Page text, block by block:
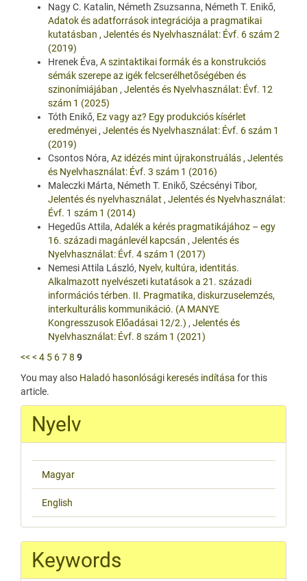
Nagy C. Katalin, Németh Zsuzsanna, Németh T. Enikő,
Adatok és adatforrások integrációja a pragmatikai
kutatásban , Jelentés és Nyelvhasználat: Évf. 6 szám 2
(2019)
Hrenek Éva, A szintaktikai formák és a konstrukciós
sémák szerepe az igék felcserélhetőségében és
szinonímiájában , Jelentés és Nyelvhasználat: Évf. 12
szám 1 (2025)
Tóth Enikő, Ez vagy az? Egy produkciós kísérlet
eredményei , Jelentés és Nyelvhasználat: Évf. 6 szám 1
(2019)
Csontos Nóra, Az idézés mint újrakonstruálás , Jelentés
és Nyelvhasználat: Évf. 3 szám 1 (2016)
Maleczki Márta, Németh T. Enikő, Szécsényi Tibor,
Jelentés és nyelvhasználat , Jelentés és Nyelvhasználat:
Évf. 1 szám 1 (2014)
Hegedűs Attila, Adalék a kérés pragmatikájához – egy
16. századi magánlevél kapcsán , Jelentés és
Nyelvhasználat: Évf. 4 szám 1 (2017)
Nemesi Attila László, Nyelv, kultúra, identitás.
Alkalmazott nyelvészeti kutatások a 21. századi
információs térben. II. Pragmatika, diskurzuselemzés,
interkulturális kommunikáció. (A MANYE
Kongresszusok Előadásai 12/2.) , Jelentés és
Nyelvhasználat: Évf. 8 szám 1 (2021)
<< < 4 5 678 9
You may also Haladó hasonlósági keresés indítása for this
article.
Nyelv
Magyar
English
Keywords